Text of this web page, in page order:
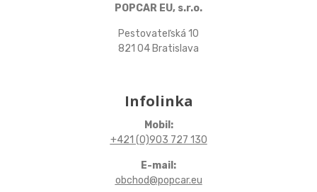
POPCAR EU, s.r.o.
Pestovateľská 10
821 04 Bratislava
Infolinka
Mobil:
+421 (0)903 727 130
E-mail:
obchod@popcar.eu